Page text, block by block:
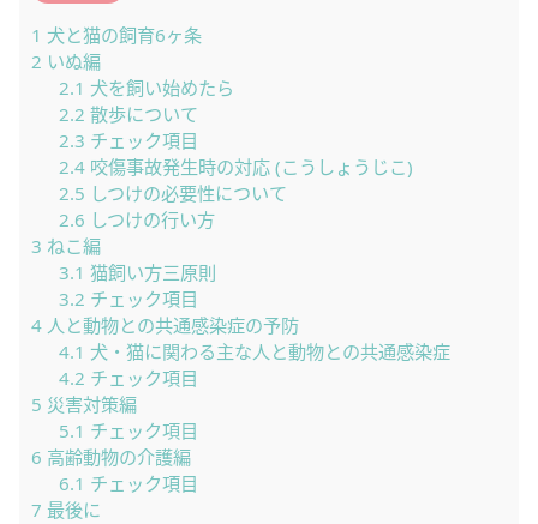
1 犬と猫の飼育6ヶ条
2 いぬ編
2.1 犬を飼い始めたら
2.2 散歩について
2.3 チェック項目
2.4咬傷事故発生時の対応 (こうしょうじこ)
2.5 しつけの必要性について
2.6 しつけの行い方
3 ねこ編
3.1 猫飼い方三原則
3.2 チェック項目
4 人と動物との共通感染症の予防
4.1 犬・猫に関わる主な人と動物との共通感染症
4.2 チェック項目
5 災害対策編
5.1 チェック項目
6 高齢動物の介護編
6.1 チェック項目
7 最後に